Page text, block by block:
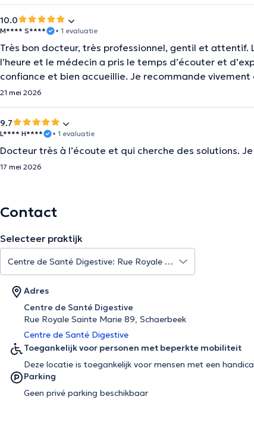
10.0
M**** S**** • 1 evaluatie
Très bon docteur, très professionnel, gentil et attentif.
l’heure et le médecin a pris le temps d’écouter et
confiance et bien accueillie. Je recommande vivement
21 mei 2026
9.7
L**** H**** • 1 evaluatie
Docteur très à l’écoute et qui cherche des solutions.
17 mei 2026
Contact
Selecteer praktijk
Adres
Centre de Santé Digestive
Rue Royale Sainte Marie 89, Schaerbeek
Centre de Santé Digestive
Toegankelijk voor personen met beperkte mobiliteit
Deze locatie is toegankelijk voor mensen met een
Parking
Geen privé parking beschikbaar